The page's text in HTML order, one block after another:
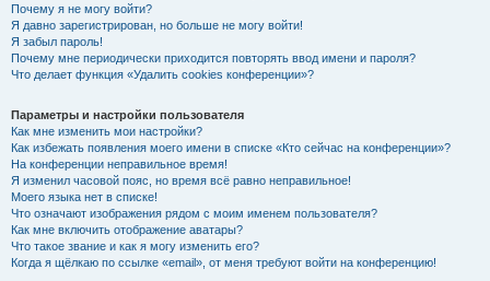
Почему я не могу войти?
Я давно зарегистрирован, но больше не могу войти!
Я забыл пароль!
Почему мне периодически приходится повторять ввод имени и пароля?
Что делает функция «Удалить cookies конференции»?
Параметры и настройки пользователя
Как мне изменить мои настройки?
Как избежать появления моего имени в списке «Кто сейчас на конференции»?
На конференции неправильное время!
Я изменил часовой пояс, но время всё равно неправильное!
Моего языка нет в списке!
Что означают изображения рядом с моим именем пользователя?
Как мне включить отображение аватары?
Что такое звание и как я могу изменить его?
Когда я щёлкаю по ссылке «email», от меня требуют войти на конференцию!